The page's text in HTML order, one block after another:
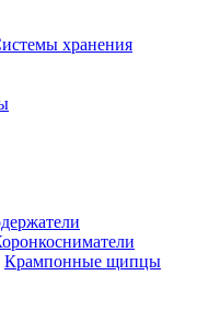
хранения
Крампонные щипцы